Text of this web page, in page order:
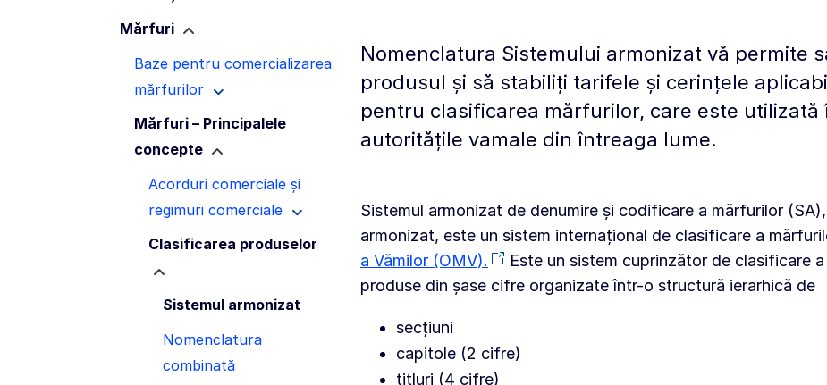
Mărfuri
Baze pentru comercializarea
mărfurilor
Mărfuri – Principalele
concepte
Acorduri comerciale și
regimuri comerciale
Clasificarea produselor
Sistemul armonizat
Nomenclatura
combinată
Nomenclatura Sistemului armonizat vă permite
produsul și să stabiliți tarifele și cerințele
pentru clasificarea mărfurilor, care este utilizată
autoritățile vamale din întreaga lume.
Sistemul armonizat de denumire și codificare a mărfurilor
armonizat, este un sistem internațional de clasificare a
a Vămilor (OMV).
Este un sistem cuprinzător de clasificare
produse din șase cifre organizate într-o structură ierarhică de
secțiuni
capitole (2 cifre)
titluri (4 cifre)